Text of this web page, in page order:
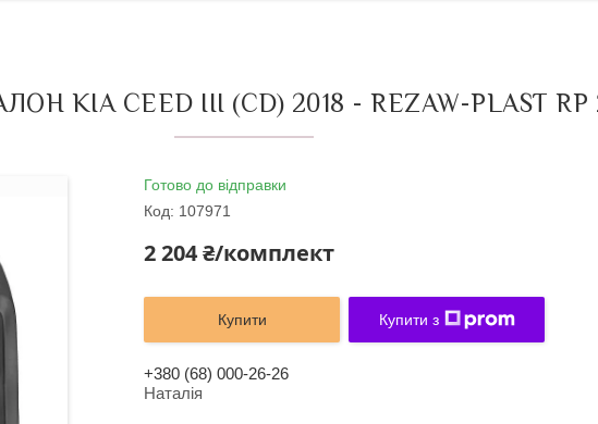
KIA CEED III (CD) 2018 - REZAW-PLAST RP
Готово до відправки
Код: 107971
2 204 ₴/комплект
Купити Купити з
+380 (68) 000-26-26
Наталія